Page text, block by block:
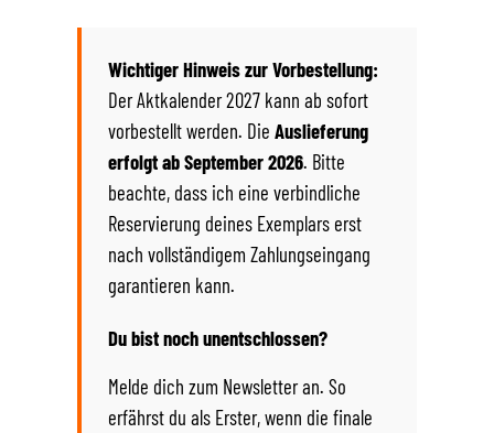
Wichtiger Hinweis zur Vorbestellung:
Der Aktkalender 2027 kann ab sofort
vorbestellt werden. DieAuslieferung
erfolgt ab September 2026. Bitte
beachte, dass ich eine verbindliche
Reservierung deines Exemplars erst
nach vollständigem Zahlungseingang
garantieren kann.
Du bist noch unentschlossen?
Melde dich zum Newsletter an. So
erfährst du als Erster, wenn die finale